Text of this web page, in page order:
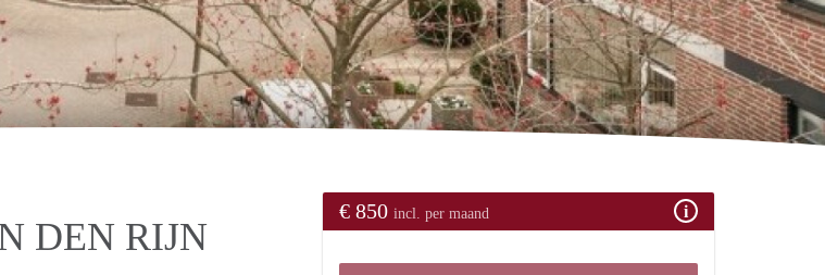
DEN RIJN
€ 850 incl. per maand